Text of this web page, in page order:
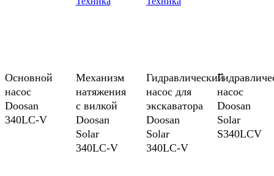
Основной
насос
Doosan
340LC-V
Механизм
натяжения
с вилкой
Doosan
Solar
340LC-V
Гидравлический
насос для
экскаватора
Doosan
Solar
340LC-V
насос
Doosan
Solar
S340LCV